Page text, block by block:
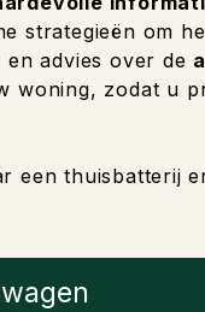
strategieën om
advies over de
woning, zodat u
een thuisbatterij